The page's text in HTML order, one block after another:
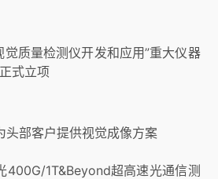
觉质量检测仪开发和应用”重大仪器
式立项
头部客户提供视觉成像方案
1T&Beyond超高速光通信测